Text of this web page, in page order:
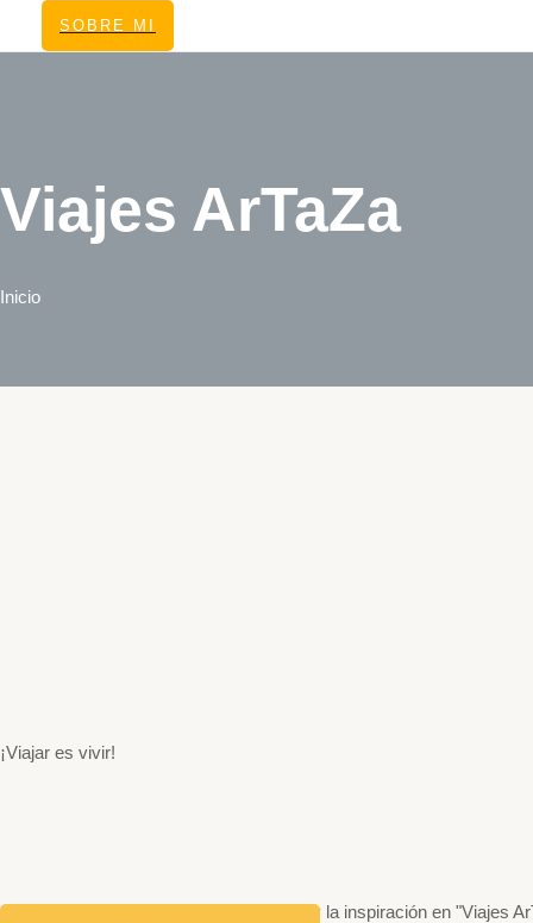
SOBRE MI
Viajes ArTaZa
Inicio
¡Viajar es vivir!
¡Prepárate para la aventura y la inspiración en "Viajes